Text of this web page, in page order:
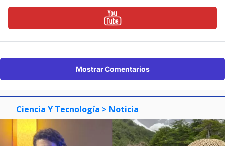
Mostrar Comentarios
Ciencia Y Tecnología > Noticia